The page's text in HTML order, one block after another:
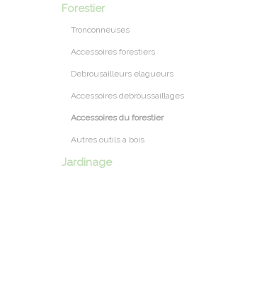
Forestier
Tronconneuses
Accessoires forestiers
Debrousailleurs elagueurs
Accessoires debroussaillages
Accessoires du forestier
Autres outils a bois
Jardinage